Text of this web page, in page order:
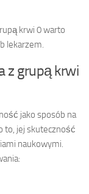
krwi 0 warto
lekarzem.
z grupą krwi
jako sposób na
to, jej skuteczność
naukowymi.